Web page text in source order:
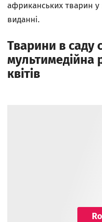
африканських тварин
виданні.
Тварини в саду
мультимедійна
квітів